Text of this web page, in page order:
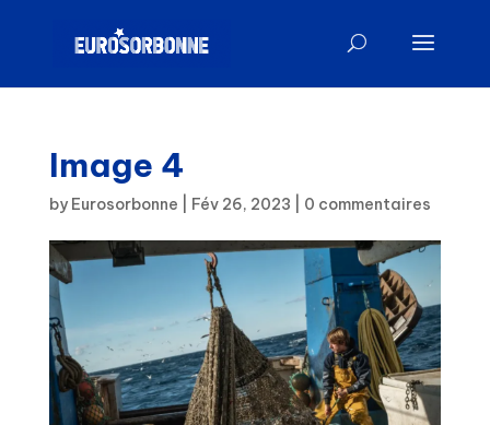
Image 4
by Eurosorbonne Fév 26, 2023 0 commentaires